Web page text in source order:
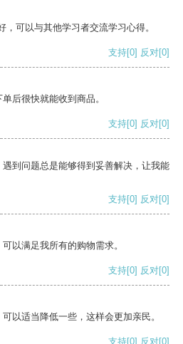
可以与其他学习者交流学习心得。
支持[0] 反对[0]
后很快就能收到商品。
支持[0] 反对[0]
到问题总是能够得到妥善解决，让我能
支持[0] 反对[0]
以满足我所有的购物需求。
支持[0] 反对[0]
以适当降低一些，这样会更加亲民。
支持[0] 反对[0]